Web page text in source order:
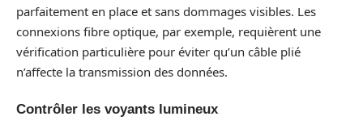
parfaitement en place et sans dommages visibles. Les
connexions fibre optique, par exemple, requièrent une
vérification particulière pour éviter qu’un câble plié
n’affecte la transmission des données.
Contrôler les voyants lumineux